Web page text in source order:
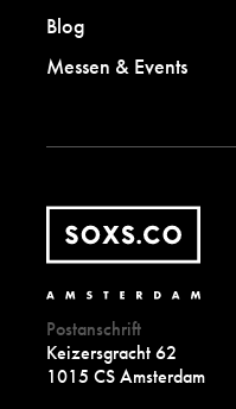
Blog
Messen & Events
Postanschrift
Keizersgracht 62
1015 CS Amsterdam